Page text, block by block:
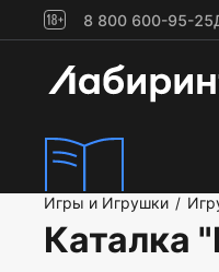
8 800 600-95-25
Игры и Игрушки /
Каталка